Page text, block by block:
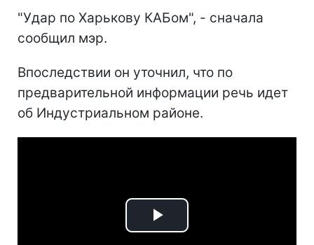
"Удар по Харькову КАБом", - сначала
сообщил мэр.
Впоследствии он уточнил, что по
предварительной информации речь идет
об Индустриальном районе.
Play